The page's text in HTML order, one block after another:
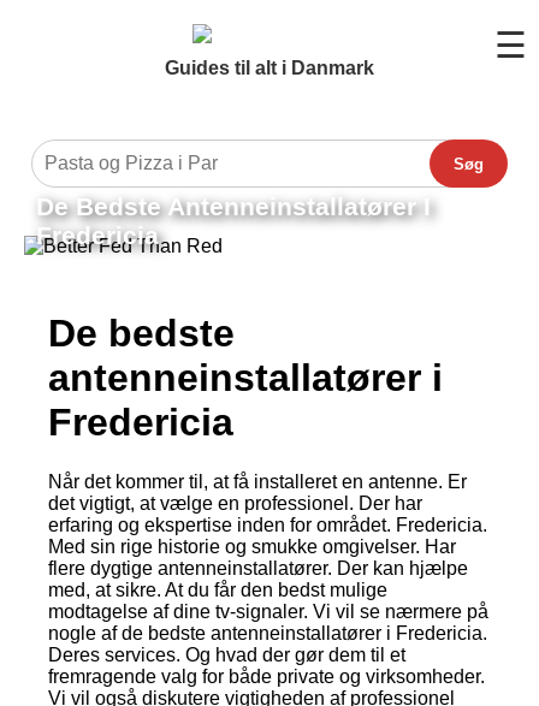
Guides til alt i Danmark
☰
Søg
De Bedste Antenneinstallatører I
Fredericia
De bedste
antenneinstallatører i
Fredericia
Når det kommer til, at få installeret en antenne. Er
det vigtigt, at vælge en professionel. Der har
erfaring og ekspertise inden for området. Fredericia.
Med sin rige historie og smukke omgivelser. Har
flere dygtige antenneinstallatører. Der kan hjælpe
med, at sikre. At du får den bedst mulige
modtagelse af dine tv-signaler. Vi vil se nærmere på
nogle af de bedste antenneinstallatører i Fredericia.
Deres services. Og hvad der gør dem til et
fremragende valg for både private og virksomheder.
Vi vil også diskutere vigtigheden af professionel